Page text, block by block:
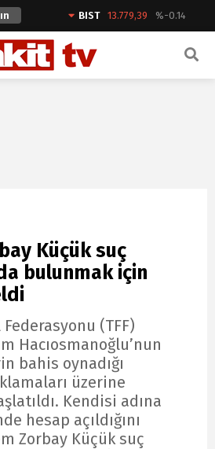
BIST 13.779,39 %-0.14
ARAMA YAP
Küçük suç
bulunmak için
(TFF)
Hacıosmanoğlu’nun
bahis oynadığı
üzerine
Kendisi adına
hesap açıldığını
Zorbay Küçük suç